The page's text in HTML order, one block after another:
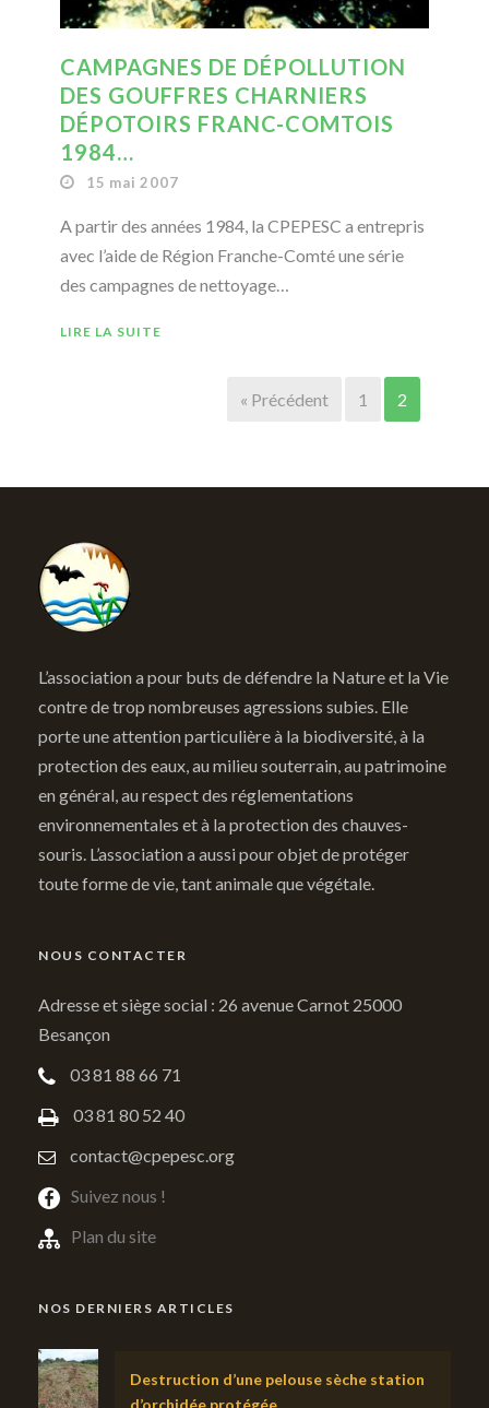
CAMPAGNES DE DÉPOLLUTION
DES GOUFFRES CHARNIERS
DÉPOTOIRS FRANC-COMTOIS
1984…
15 mai 2007
A partir des années 1984, la CPEPESC a entrepris
avec l’aide de Région Franche-Comté une série
des campagnes de nettoyage…
LIRE LA SUITE
« Précédent 1 2
L’association a pour buts de défendre la Nature et la Vie
contre de trop nombreuses agressions subies. Elle
porte une attention particulière à la biodiversité, à la
protection des eaux, au milieu souterrain, au patrimoine
en général, au respect des réglementations
environnementales et à la protection des chauves-
souris. L’association a aussi pour objet de protéger
toute forme de vie, tant animale que végétale.
NOUS CONTACTER
Adresse et siège social : 26 avenue Carnot 25000
Besançon
03 81 88 66 71
03 81 80 52 40
contact@cpepesc.org
Suivez nous !
Plan du site
NOS DERNIERS ARTICLES
Destruction d’une pelouse sèche station
d’orchidée protégée